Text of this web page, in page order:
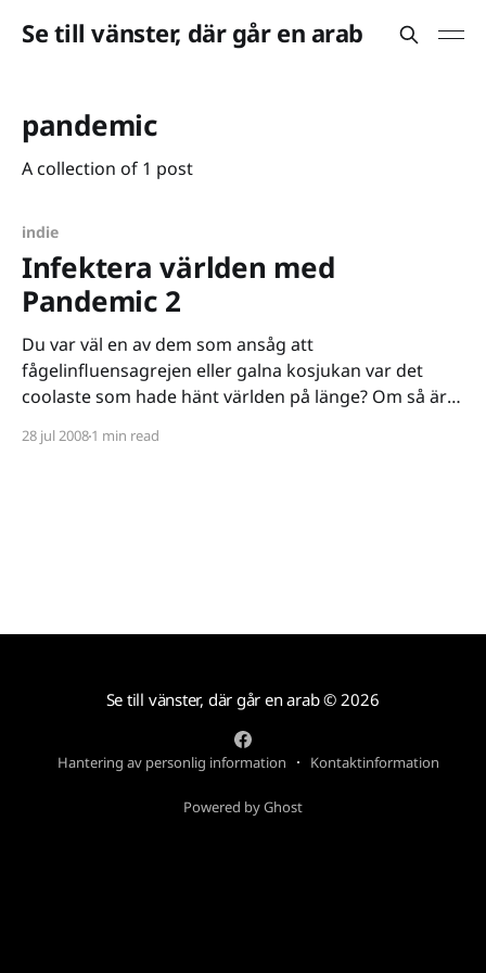
Se till vänster, där går en arab
pandemic
A collection of 1 post
indie
Infektera världen med
Pandemic 2
Du var väl en av dem som ansåg att
fågelinfluensagrejen eller galna kosjukan var det
coolaste som hade hänt världen på länge? Om så är
helt i din smak. Nämligen Pandemic 2 från Dark
28 jul 20081 min read
Se till vänster, där går en arab© 2026
Hantering av personlig information Kontaktinformation
Powered by Ghost